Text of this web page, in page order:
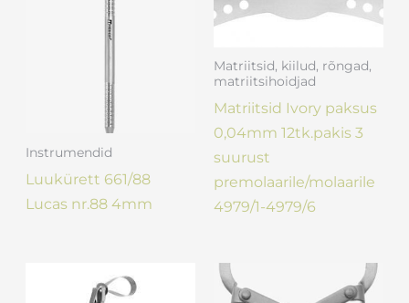
Instrumendid
Luukürett 661/88
Lucas nr.88 4mm
Matriitsid, kiilud, rõngad,
matriitsihoidjad
Matriitsid Ivory paksus
0,04mm 12tk.pakis 3
suurust
premolaarile/molaarile
4979/1-4979/6